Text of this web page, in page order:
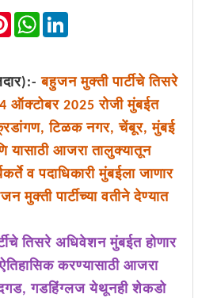
PinterestWhatsApp
बहुजन मुक्ती पार्टीचे तिसरे
ऑक्टोबर 2025 रोजी मुंबईत
टिळक नगर, चेंबूर, मुंबई
यासाठी आजरा तालुक्यातून
व पदाधिकारी मुंबईला जाणार
मुक्ती पार्टीच्या वतीने देण्यात
तिसरे अधिवेशन मुंबईत होणार
करण्यासाठी आजरा
गडहिंग्लज येथूनही शेकडो